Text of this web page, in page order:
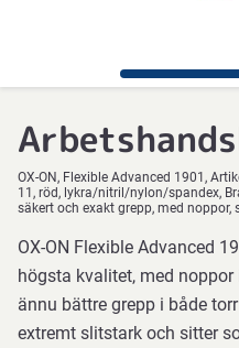
OX-ON Flexible Advanced 1901
11, röd, lykra/nitril/nylon/spandex,
säkert och exakt grepp, med noppor,
OX-ON Flexible Advanced
högsta kvalitet, med
ännu bättre grepp i både
extremt slitstark och sitter